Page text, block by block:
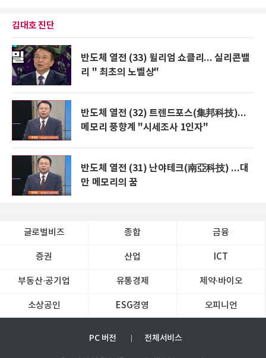
김대호 진단
반도체 열전 (33) 윌리엄 쇼클리... 실리콘밸
리 " 최초의 노벨상"
반도체 열전 (32) 트렌드포스(集邦科技)...
메모리 풍향계 "시세조사 1인자"
반도체 열전 (31) 난야테크(南亞科技) ...대
만 메모리의 꿈
글로벌비즈 종합 금융
증권 산업 ICT
부동산·공기업 유통경제 제약∙바이오
소상공인 ESG경영 오피니언
PC 버전 전체서비스